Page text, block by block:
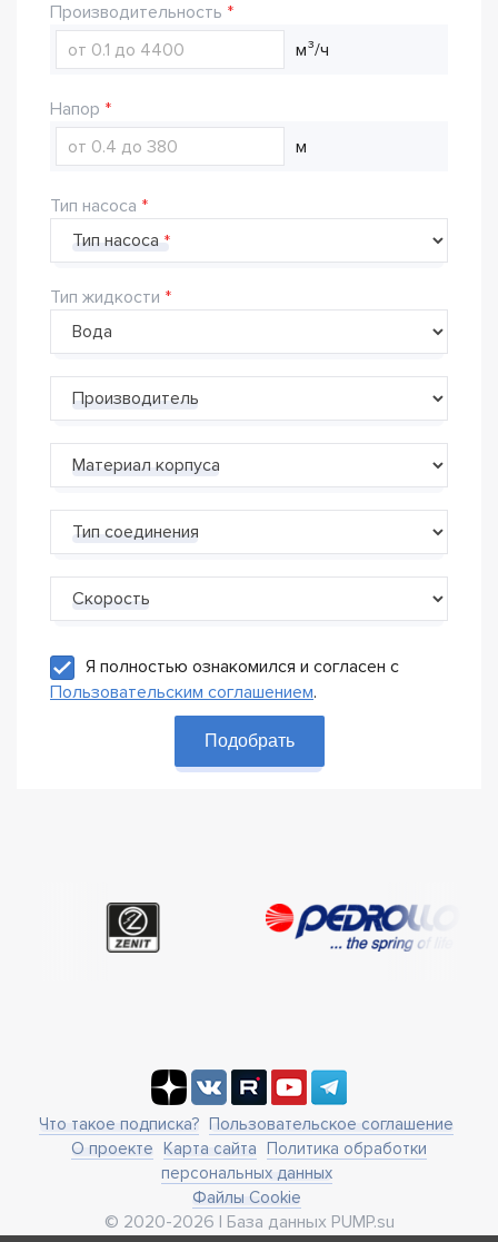
Производительность
м³/ч
Напор
м
Тип насоса
Тип насоса
Тип жидкости
Производитель
Материал корпуса
Тип соединения
Скорость
Я полностью ознакомился и согласен с
Пользовательским соглашением.
Подобрать
Что такое подписка? Пользовательское соглашение
О проекте Карта сайта Политика обработки
персональных данных
Файлы Cookie
© 2020-2026 | База данных PUMP.su